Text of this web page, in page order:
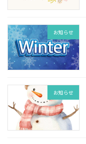
お知らせ
お知らせ